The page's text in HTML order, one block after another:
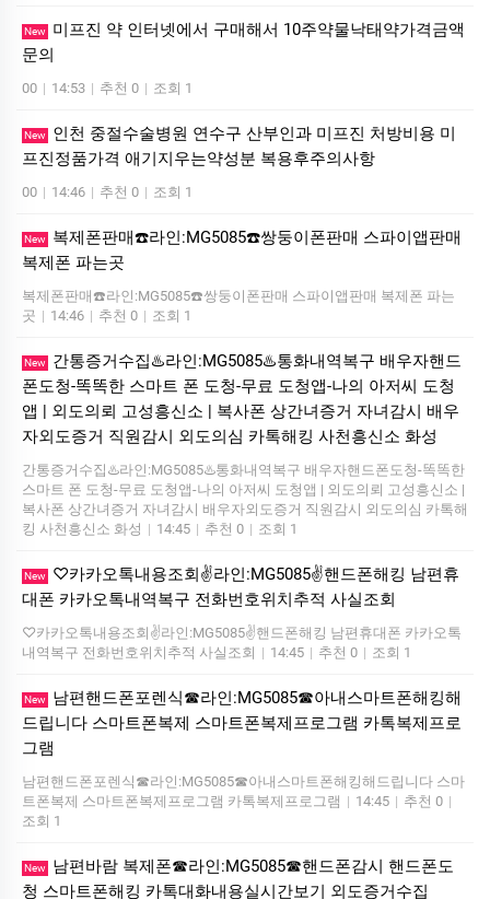
New
미프진 약 인터넷에서 구매해서 10주약물낙태약가격금액
문의
00 | 14:53 | 추천 0 | 조회 1
New
인천 중절수술병원 연수구 산부인과 미프진 처방비용 미
프진정품가격 애기지우는약성분 복용후주의사항
00 | 14:46 | 추천 0 | 조회 1
New
복제폰판매☎️라인:MG5085☎️쌍둥이폰판매 스파이앱판매
복제폰 파는곳
복제폰판매☎️라인:MG5085☎️쌍둥이폰판매 스파이앱판매 복제폰 파는
곳 | 14:46 | 추천 0 | 조회 1
New
간통증거수집♨️라인:MG5085♨️통화내역복구 배우자핸드
폰도청-똑똑한 스마트 폰 도청-무료 도청앱-나의 아저씨 도청
앱 | 외도의뢰 고성흥신소 | 복사폰 상간녀증거 자녀감시 배우
자외도증거 직원감시 외도의심 카톡해킹 사천흥신소 화성
간통증거수집♨️라인:MG5085♨️통화내역복구 배우자핸드폰도청-똑똑한
스마트 폰 도청-무료 도청앱-나의 아저씨 도청앱 | 외도의뢰 고성흥신소 |
복사폰 상간녀증거 자녀감시 배우자외도증거 직원감시 외도의심 카톡해
킹 사천흥신소 화성 | 14:45 | 추천 0 | 조회 1
New
♡카카오톡내용조회✌️라인:MG5085✌️핸드폰해킹 남편휴
대폰 카카오톡내역복구 전화번호위치추적 사실조회
♡카카오톡내용조회✌️라인:MG5085✌️핸드폰해킹 남편휴대폰 카카오톡
내역복구 전화번호위치추적 사실조회 | 14:45 | 추천 0 | 조회 1
New
남편핸드폰포렌식☎라인:MG5085☎아내스마트폰해킹해
드립니다 스마트폰복제 스마트폰복제프로그램 카톡복제프로
그램
남편핸드폰포렌식☎라인:MG5085☎아내스마트폰해킹해드립니다 스마
트폰복제 스마트폰복제프로그램 카톡복제프로그램 | 14:45 | 추천 0 |
조회 1
New
남편바람 복제폰☎라인:MG5085☎핸드폰감시 핸드폰도
청 스마트폰해킹 카톡대화내용실시간보기 외도증거수집